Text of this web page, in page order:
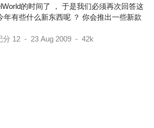
的时间了 ， 于是我们必须再次回答这
年有些什么新东西呢 ？ 你会推出一些新款
12 - 23 Aug 2009 - 42k